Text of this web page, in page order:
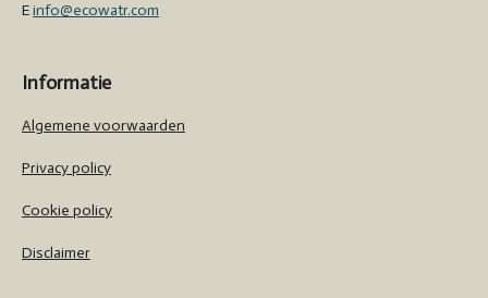
Einfo@ecowatr.com
Informatie
Algemene voorwaarden
Privacy policy
Cookie policy
Disclaimer